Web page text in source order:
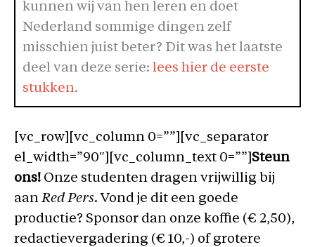
kunnen wij van hen leren en doet
Nederland sommige dingen zelf
misschien juist beter? Dit was het laatste
deel van deze serie: lees hier de eerste
stukken.
[vc_row][vc_column 0=””][vc_separator
el_width=”90″][vc_column_text 0=””] Steun
ons! Onze studenten dragen vrijwillig bij
aanRed Pers. Vond je dit een goede
productie? Sponsor dan onze koffie (€ 2,50),
redactievergadering (€ 10,-) of grotere